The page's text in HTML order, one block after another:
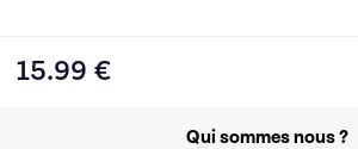
15.99 €
Qui sommes nous ?